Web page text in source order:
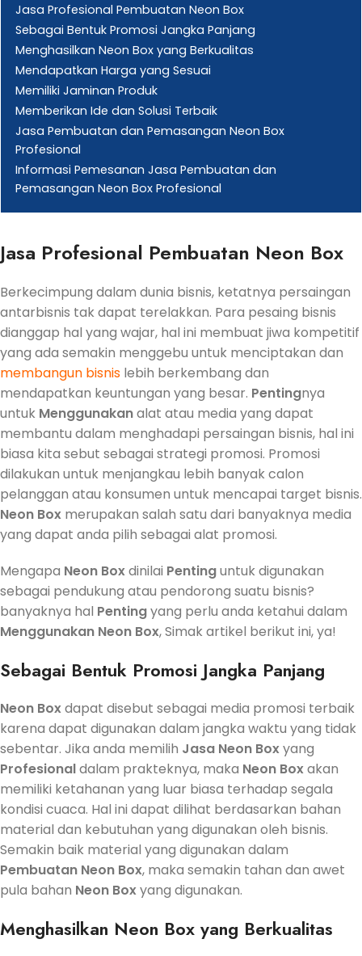
Jasa Profesional Pembuatan Neon Box
Sebagai Bentuk Promosi Jangka Panjang
Menghasilkan Neon Box yang Berkualitas
Mendapatkan Harga yang Sesuai
Memiliki Jaminan Produk
Memberikan Ide dan Solusi Terbaik
Jasa Pembuatan dan Pemasangan Neon Box
Profesional
Informasi Pemesanan Jasa Pembuatan dan
Pemasangan Neon Box Profesional
Jasa Profesional Pembuatan Neon Box
Berkecimpung dalam dunia bisnis, ketatnya persaingan
antarbisnis tak dapat terelakkan. Para pesaing bisnis
dianggap hal yang wajar, hal ini membuat jiwa kompetitif
yang ada semakin menggebu untuk menciptakan dan
membangun bisnis lebih berkembang dan
mendapatkan keuntungan yang besar. Pentingnya
untuk Menggunakanalat atau media yang dapat
membantu dalam menghadapi persaingan bisnis, hal ini
biasa kita sebut sebagai strategi promosi. Promosi
dilakukan untuk menjangkau lebih banyak calon
pelanggan atau konsumen untuk mencapai target bisnis.
Neon Box merupakan salah satu dari banyaknya media
yang dapat anda pilih sebagai alat promosi.
Mengapa Neon Boxdinilai Pentinguntuk digunakan
sebagai pendukung atau pendorong suatu bisnis?
banyaknya hal Pentingyang perlu anda ketahui dalam
Menggunakan Neon Box, Simak artikel berikut ini, ya!
Sebagai Bentuk Promosi Jangka Panjang
Neon Boxdapat disebut sebagai media promosi terbaik
karena dapat digunakan dalam jangka waktu yang tidak
sebentar. Jika anda memilih Jasa Neon Boxyang
Profesionaldalam prakteknya, maka Neon Boxakan
memiliki ketahanan yang luar biasa terhadap segala
kondisi cuaca. Hal ini dapat dilihat berdasarkan bahan
material dan kebutuhan yang digunakan oleh bisnis.
Semakin baik material yang digunakan dalam
Pembuatan Neon Box, maka semakin tahan dan awet
pula bahan Neon Boxyang digunakan.
Menghasilkan Neon Box yang Berkualitas